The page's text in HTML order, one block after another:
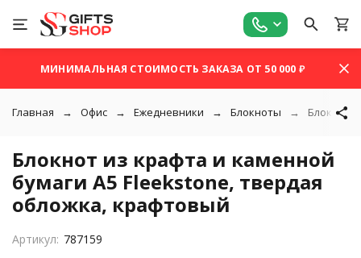
МИНИМАЛЬНАЯ СТОИМОСТЬ ЗАКАЗА ОТ 50 000 ₽
Главная Офис Ежедневники Блокноты Блокнот
Блокнот из крафта и каменной
бумаги А5 Fleekstone, твердая
обложка, крафтовый
Артикул: 787159